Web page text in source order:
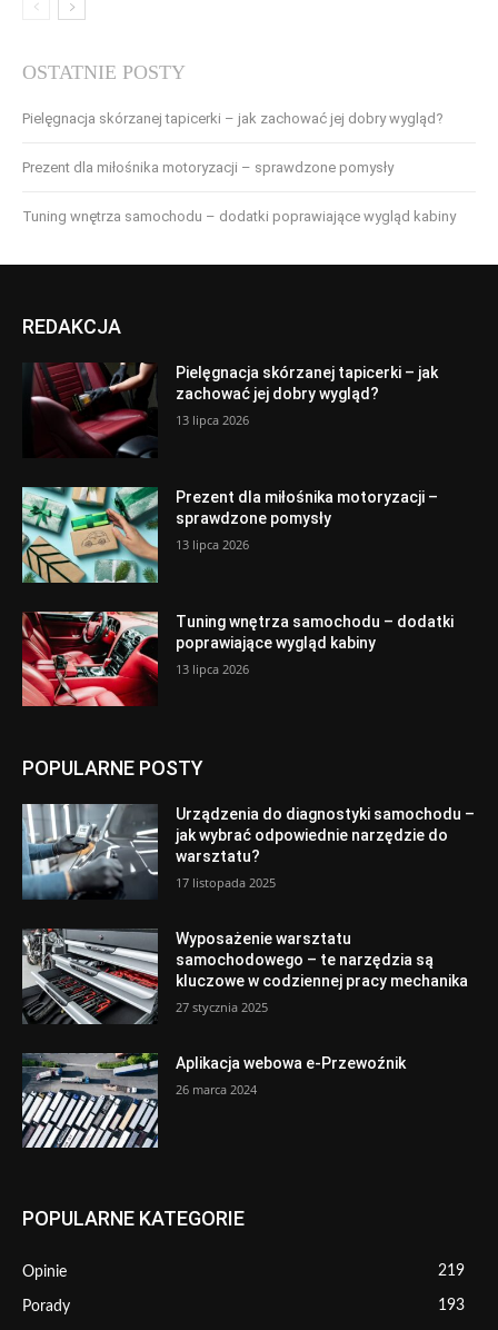
OSTATNIE POSTY
Pielęgnacja skórzanej tapicerki – jak zachować jej dobry wygląd?
Prezent dla miłośnika motoryzacji – sprawdzone pomysły
Tuning wnętrza samochodu – dodatki poprawiające wygląd kabiny
REDAKCJA
Pielęgnacja skórzanej tapicerki – jak
zachować jej dobry wygląd?
13 lipca 2026
Prezent dla miłośnika motoryzacji –
sprawdzone pomysły
13 lipca 2026
Tuning wnętrza samochodu – dodatki
poprawiające wygląd kabiny
13 lipca 2026
POPULARNE POSTY
Urządzenia do diagnostyki samochodu –
jak wybrać odpowiednie narzędzie do
warsztatu?
17 listopada 2025
Wyposażenie warsztatu
samochodowego – te narzędzia są
kluczowe w codziennej pracy mechanika
27 stycznia 2025
Aplikacja webowa e-Przewoźnik
26 marca 2024
POPULARNE KATEGORIE
Opinie 219
Porady 193